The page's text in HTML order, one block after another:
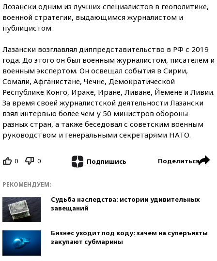
Лозански одним из лучших специалистов в геополитике,
военной стратегии, выдающимся журналистом и
публицистом.
Лазански возглавлял диппредставительство в РФ с 2019
года. До этого он был военным журналистом, писателем и
военным экспертом. Он освещал события в Сирии,
Сомали, Афганистане, Чечне, Демократической
Республике Конго, Ираке, Иране, Ливане, Йемене и Ливии.
За время своей журналистской деятельности Лазански
взял интервью более чем у 50 министров обороны
разных стран, а также беседовал с советским военным
руководством и генеральными секретарями НАТО.
0 0 Подпишись Поделиться
РЕКОМЕНДУЕМ:
Судьба наследства: истории удивительных
завещаний
Бизнес уходит под воду: зачем на суперъяхты
закупают субмарины